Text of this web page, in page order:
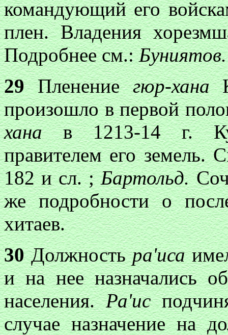
командующий его
плен. Владения
Подробнее см.:Буниятов.
29Пленениегюр-хана
произошло в первой
ханав 1213-14 г.
правителем его земель.
182 и cл. ;Бартольд.
же подробности о
хитаев.
30Должностьра'иса
и на нее назначались
населения.Ра'ис
случае назначение на